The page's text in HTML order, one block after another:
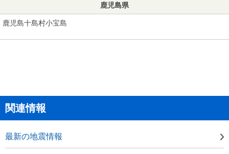
鹿児島県
鹿児島十島村小宝島
関連情報
最新の地震情報